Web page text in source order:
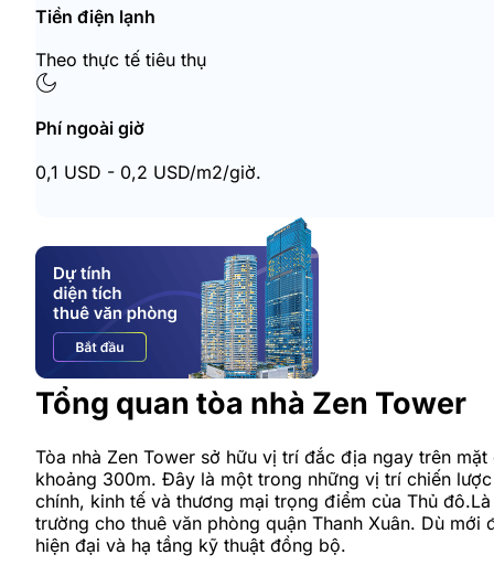
Tiền điện lạnh
Theo thực tế tiêu thụ
Phí ngoài giờ
0,1 USD - 0,2 USD/m2/giờ.
Tổng quan tòa nhà Zen Tower
Tòa nhà Zen Tower sở hữu vị trí đắc địa ngay trên
khoảng 300m. Đây là một trong những vị trí chiến
chính, kinh tế và thương mại trọng điểm của Thủ
trường cho thuê văn phòng quận Thanh Xuân. Dù
hiện đại và hạ tầng kỹ thuật đồng bộ.